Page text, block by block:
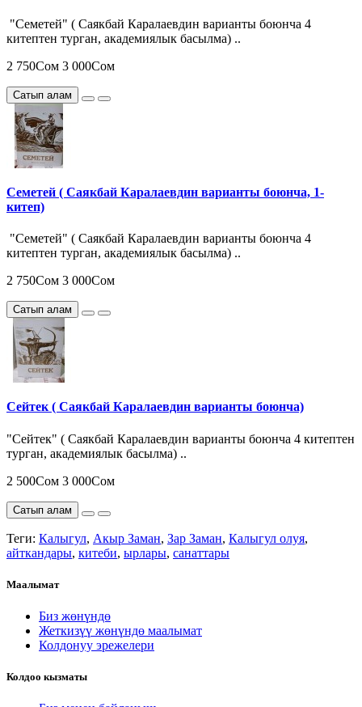
"Семетей" ( Саякбай Каралаевдин варианты боюнча 4
китептен турган, академиялык басылма) ..
2 750Сом 3 000Сом
Сатып алам
Семетей ( Саякбай Каралаевдин варианты боюнча, 1-
китеп)
"Семетей" ( Саякбай Каралаевдин варианты боюнча 4
китептен турган, академиялык басылма) ..
2 750Сом 3 000Сом
Сатып алам
Сейтек ( Саякбай Каралаевдин варианты боюнча)
"Сейтек" ( Саякбай Каралаевдин варианты боюнча 4 китептен
турган, академиялык басылма) ..
2 500Сом 3 000Сом
Сатып алам
Теги: Калыгул, Акыр Заман, Зар Заман, Калыгул олуя,
айткандары, китеби, ырлары, санаттары
Маалымат
Биз жөнүндө
Жеткизүү жөнүндө маалымат
Колдонуу эрежелери
Колдоо кызматы